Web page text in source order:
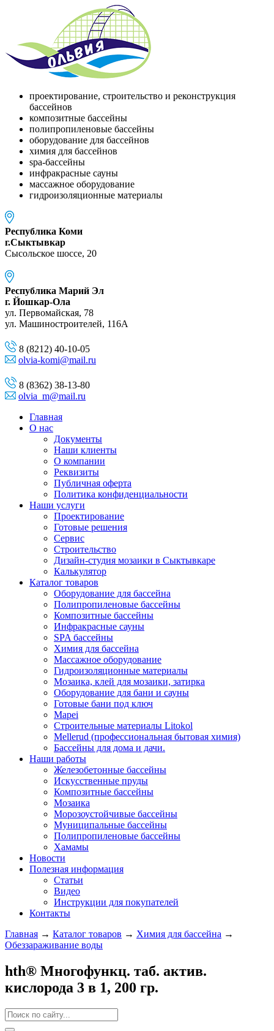
проектирование, строительство и реконструкция
бассейнов
композитные бассейны
полипропиленовые бассейны
оборудование для бассейнов
химия для бассейнов
spa-бассейны
инфракрасные сауны
массажное оборудование
гидроизоляционные материалы
Республика Коми
г.Сыктывкар
Сысольское шоссе, 20
Республика Марий Эл
г. Йошкар-Ола
ул. Первомайская, 78
ул. Машиностроителей, 116A
8 (8212) 40-10-05
olvia-komi@mail.ru
8 (8362) 38-13-80
olvia_m@mail.ru
Главная
О нас
Документы
Наши клиенты
О компании
Реквизиты
Публичная оферта
Политика конфиденциальности
Наши услуги
Проектирование
Готовые решения
Сервис
Строительство
Дизайн-студия мозаики в Сыктывкаре
Калькулятор
Каталог товаров
Оборудование для бассейна
Полипропиленовые бассейны
Композитные бассейны
Инфракрасные сауны
SPA бассейны
Химия для бассейна
Массажное оборудование
Гидроизоляционные материалы
Мозаика, клей для мозаики, затирка
Оборудование для бани и сауны
Готовые бани под ключ
Mapei
Строительные материалы Litokol
Mellerud (профессиональная бытовая химия)
Бассейны для дома и дачи.
Наши работы
Железобетонные бассейны
Искусственные пруды
Композитные бассейны
Мозаика
Морозоустойчивые бассейны
Муниципальные бассейны
Полипропиленовые бассейны
Хамамы
Новости
Полезная информация
Статьи
Видео
Инструкции для покупателей
Контакты
Главная → Каталог товаров → Химия для бассейна →
Обеззараживание воды
hth® Многофункц. таб. актив.
кислорода 3 в 1, 200 гр.